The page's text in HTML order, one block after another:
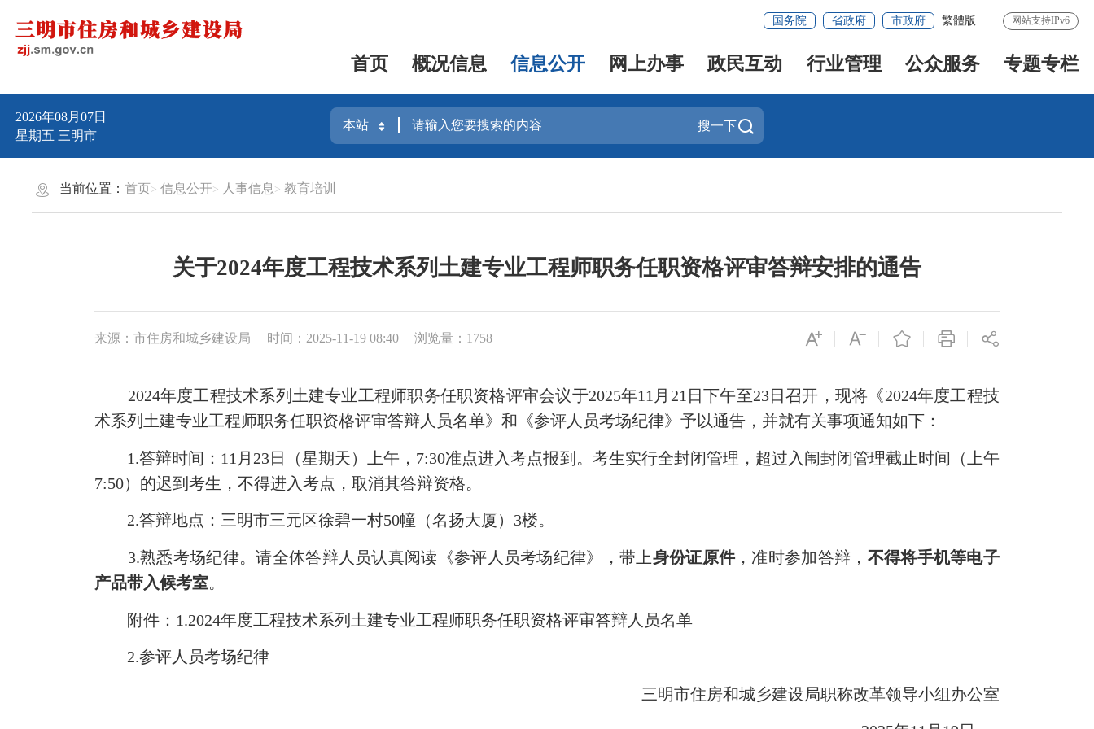
国务院 省政府 市政府 繁體版 网站支持IPv6
首页 概况信息 信息公开 网上办事 政民互动 行业管理 公众服务 专题专栏
2026年08月07日
星期五 三明市
搜一下
当前位置：首页 信息公开 人事信息 教育培训
关于2024年度工程技术系列土建专业工程师职务任职资格评审答辩安排的通告
来源：市住房和城乡建设局 时间：2025-11-19 08:40 浏览量：1758
2024年度工程技术系列土建专业工程师职务任职资格评审会议于2025年11月21日下午至23日召开，现将《2024年度工程技
术系列土建专业工程师职务任职资格评审答辩人员名单》和《参评人员考场纪律》予以通告，并就有关事项通知如下：
1.答辩时间：11月23日（星期天）上午，7:30准点进入考点报到。考生实行全封闭管理，超过入闱封闭管理截止时间（上午
7:50）的迟到考生，不得进入考点，取消其答辩资格。
2.答辩地点：三明市三元区徐碧一村50幢（名扬大厦）3楼。
3.熟悉考场纪律。请全体答辩人员认真阅读《参评人员考场纪律》，带上身份证原件，准时参加答辩， 不得将手机等电子
产品带入候考室。
附件：1.2024年度工程技术系列土建专业工程师职务任职资格评审答辩人员名单
2.参评人员考场纪律
三明市住房和城乡建设局职称改革领导小组办公室